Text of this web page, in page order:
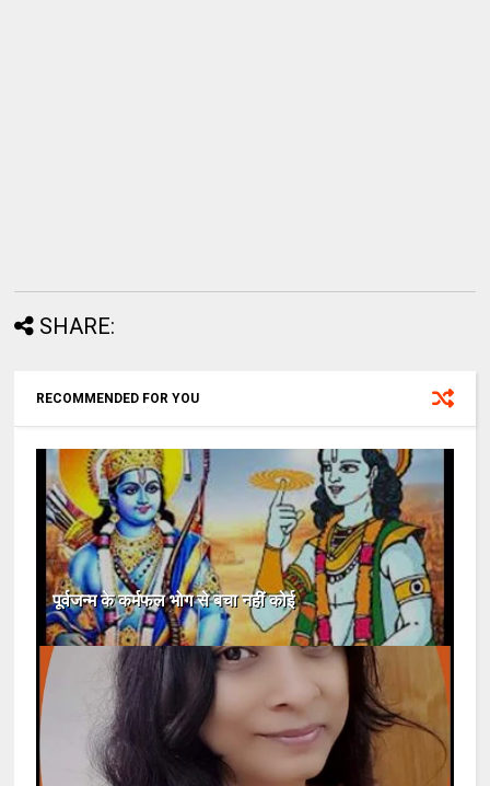
SHARE:
RECOMMENDED FOR YOU
पूर्वजन्म के कर्मफल भोग से बचा नहीं कोई